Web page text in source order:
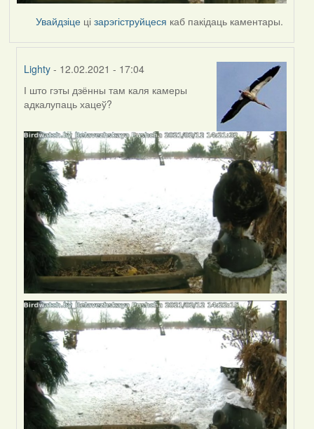
Увайдзіце цізарэгіструйцеся каб пакідаць каментары.
Lighty - 12.02.2021 - 17:04
In
reply
by
Peregrinus
І што гэты дзённы там каля камеры
адкалупаць хацеў?